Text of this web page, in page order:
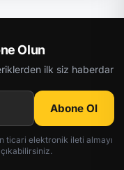
Olun
ilk siz haberdar
Abone Ol
ticari elektronik ileti almayı